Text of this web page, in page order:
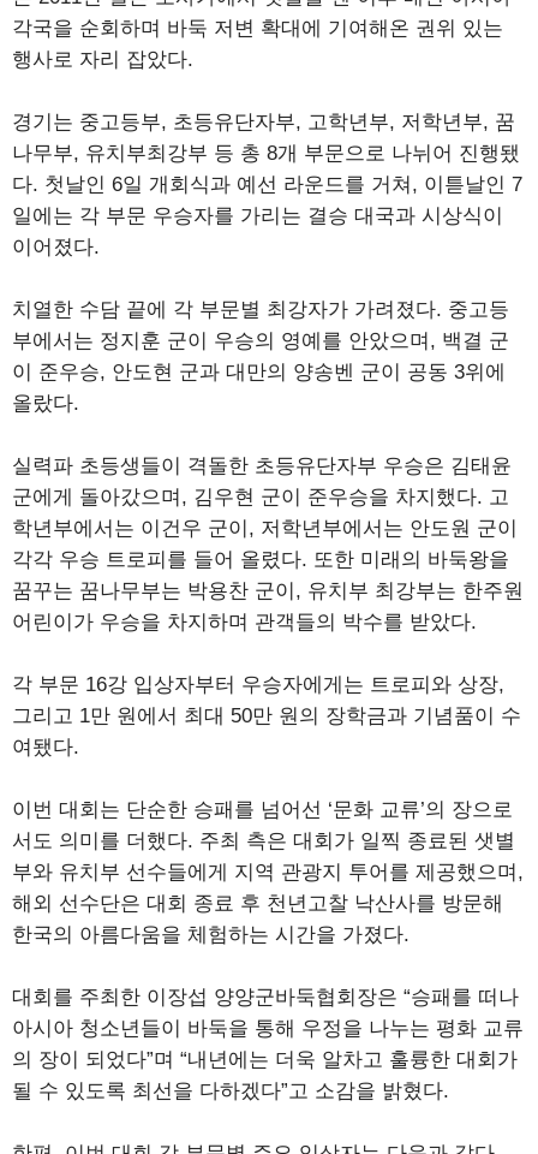
각국을 순회하며 바둑 저변 확대에 기여해온 권위 있는
행사로 자리 잡았다.
경기는 중고등부, 초등유단자부, 고학년부, 저학년부, 꿈
나무부, 유치부최강부 등 총 8개 부문으로 나뉘어 진행됐
다. 첫날인 6일 개회식과 예선 라운드를 거쳐, 이튿날인 7
일에는 각 부문 우승자를 가리는 결승 대국과 시상식이
이어졌다.
치열한 수담 끝에 각 부문별 최강자가 가려졌다. 중고등
부에서는 정지훈 군이 우승의 영예를 안았으며, 백결 군
이 준우승, 안도현 군과 대만의 양송벤 군이 공동 3위에
올랐다.
실력파 초등생들이 격돌한 초등유단자부 우승은 김태윤
군에게 돌아갔으며, 김우현 군이 준우승을 차지했다. 고
학년부에서는 이건우 군이, 저학년부에서는 안도원 군이
각각 우승 트로피를 들어 올렸다. 또한 미래의 바둑왕을
꿈꾸는 꿈나무부는 박용찬 군이, 유치부 최강부는 한주원
어린이가 우승을 차지하며 관객들의 박수를 받았다.
각 부문 16강 입상자부터 우승자에게는 트로피와 상장,
그리고 1만 원에서 최대 50만 원의 장학금과 기념품이 수
여됐다.
이번 대회는 단순한 승패를 넘어선 ‘문화 교류’의 장으로
서도 의미를 더했다. 주최 측은 대회가 일찍 종료된 샛별
부와 유치부 선수들에게 지역 관광지 투어를 제공했으며,
해외 선수단은 대회 종료 후 천년고찰 낙산사를 방문해
한국의 아름다움을 체험하는 시간을 가졌다.
대회를 주최한 이장섭 양양군바둑협회장은 “승패를 떠나
아시아 청소년들이 바둑을 통해 우정을 나누는 평화 교류
의 장이 되었다”며 “내년에는 더욱 알차고 훌륭한 대회가
될 수 있도록 최선을 다하겠다”고 소감을 밝혔다.